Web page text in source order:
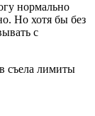
нормально
Но хотя бы без
с
съела лимиты